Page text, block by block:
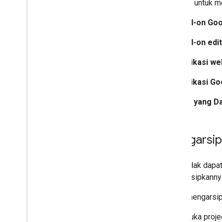
Metode untuk
Add-on
Add-on
Aplikasi
Aplikasi
API yang
Anda tidak
Untuk
Buka